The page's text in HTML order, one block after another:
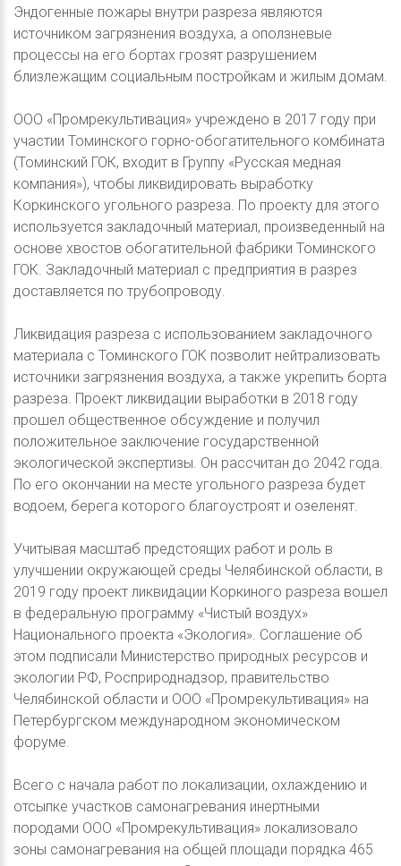
Эндогенные пожары внутри разреза являются
источником загрязнения воздуха, а оползневые
процессы на его бортах грозят разрушением
близлежащим социальным постройкам и жилым домам.
ООО «Промрекультивация» учреждено в 2017 году при
участии Томинского горно-обогатительного комбината
(Томинский ГОК, входит в Группу «Русская медная
компания»), чтобы ликвидировать выработку
Коркинского угольного разреза. По проекту для этого
используется закладочный материал, произведенный на
основе хвостов обогатительной фабрики Томинского
ГОК. Закладочный материал с предприятия в разрез
доставляется по трубопроводу.
Ликвидация разреза с использованием закладочного
материала с Томинского ГОК позволит нейтрализовать
источники загрязнения воздуха, а также укрепить борта
разреза. Проект ликвидации выработки в 2018 году
прошел общественное обсуждение и получил
положительное заключение государственной
экологической экспертизы. Он рассчитан до 2042 года.
По его окончании на месте угольного разреза будет
водоем, берега которого благоустроят и озеленят.
Учитывая масштаб предстоящих работ и роль в
улучшении окружающей среды Челябинской области, в
2019 году проект ликвидации Коркиного разреза вошел
в федеральную программу «Чистый воздух»
Национального проекта «Экология». Соглашение об
этом подписали Министерство природных ресурсов и
экологии РФ, Росприроднадзор, правительство
Челябинской области и ООО «Промрекультивация» на
Петербургском международном экономическом
форуме.
Всего с начала работ по локализации, охлаждению и
отсыпке участков самонагревания инертными
породами ООО «Промрекультивация» локализовало
зоны самонагревания на общей площади порядка 465